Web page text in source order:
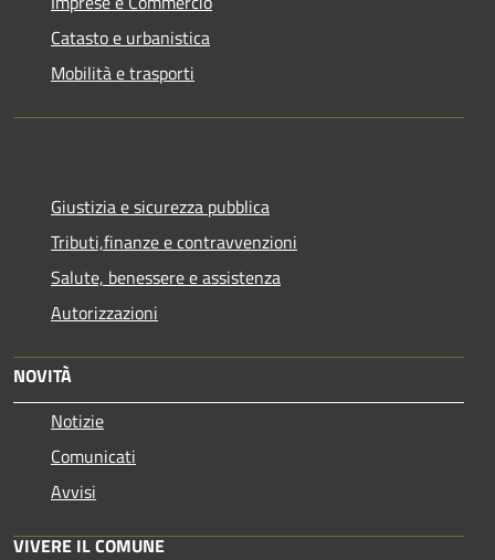
Catasto e urbanistica
Mobilità e trasporti
Giustizia e sicurezza pubblica
Tributi,finanze e contravvenzioni
Salute, benessere e assistenza
Autorizzazioni
NOVITÀ
Notizie
Comunicati
Avvisi
VIVERE IL COMUNE